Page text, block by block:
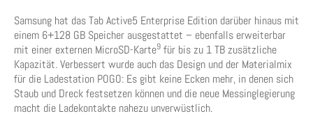
Samsung hat das Tab Active5 Enterprise Edition darüber hinaus mit
einem 6+128 GB Speicher ausgestattet – ebenfalls erweiterbar
mit einer externen MicroSD-Karte9 für bis zu 1 TB zusätzliche
Kapazität. Verbessert wurde auch das Design und der Materialmix
für die Ladestation POGO: Es gibt keine Ecken mehr, in denen sich
Staub und Dreck festsetzen können und die neue Messinglegierung
macht die Ladekontakte nahezu unverwüstlich.